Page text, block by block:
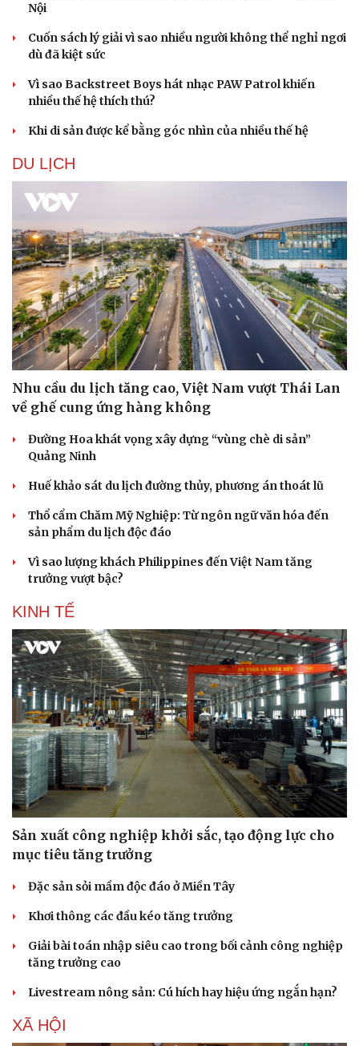
Văn hóa
Sân khấu - Điện ảnh
Âm nhạc
Di sản
Giải trí
Nội
Cuốn sách lý giải vì sao nhiều người không thể nghỉ ngơi
dù đã kiệt sức
Vì sao Backstreet Boys hát nhạc PAW Patrol khiến
nhiều thế hệ thích thú?
Khi di sản được kể bằng góc nhìn của nhiều thế hệ
DU LỊCH
Nhu cầu du lịch tăng cao, Việt Nam vượt Thái Lan
về ghế cung ứng hàng không
Đường Hoa khát vọng xây dựng “vùng chè di sản”
Quảng Ninh
Huế khảo sát du lịch đường thủy, phương án thoát lũ
Thổ cẩm Chăm Mỹ Nghiệp: Từ ngôn ngữ văn hóa đến
sản phẩm du lịch độc đáo
Vì sao lượng khách Philippines đến Việt Nam tăng
trưởng vượt bậc?
KINH TẾ
Sản xuất công nghiệp khởi sắc, tạo động lực cho
mục tiêu tăng trưởng
Đặc sản sỏi mầm độc đáo ở Miền Tây
Khơi thông các đầu kéo tăng trưởng
Giải bài toán nhập siêu cao trong bối cảnh công nghiệp
tăng trưởng cao
Livestream nông sản: Cú hích hay hiệu ứng ngắn hạn?
XÃ HỘI